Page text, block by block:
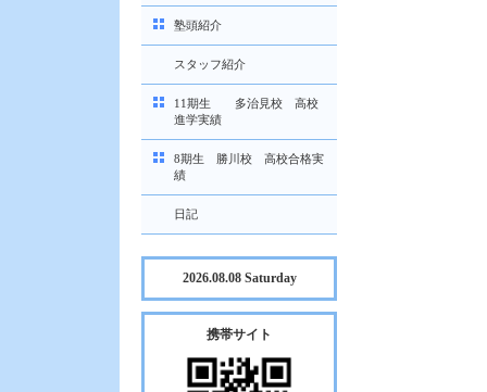
塾頭紹介
スタッフ紹介
11期生 多治見校 高校
進学実績
8期生 勝川校 高校合格実
績
日記
2026.08.08 Saturday
携帯サイト